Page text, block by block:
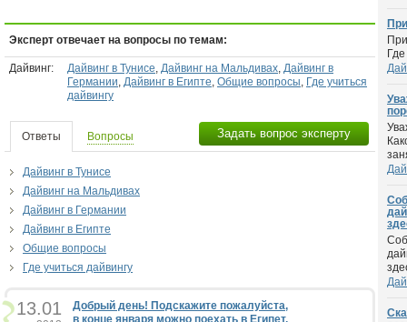
Эксперт отвечает на вопросы по темам:
Дайвинг: Дайвинг в Тунисе, Дайвинг на Мальдивах, Дайвинг в
Германии, Дайвинг в Египте, Общие вопросы, Где учиться
дайвингу
Ответы Вопросы Задать вопрос эксперту
Дайвинг в Тунисе
Дайвинг на Мальдивах
Дайвинг в Германии
Дайвинг в Египте
Общие вопросы
Где учиться дайвингу
13.01
Добрый день! Подскажите пожалуйста,
в конце января можно поехать в Египет,